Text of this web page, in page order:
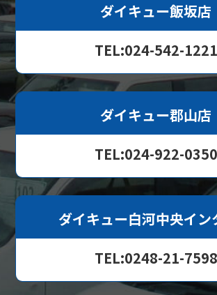
ダイキュー飯坂店
TEL:024-542-1221
ダイキュー郡山店
TEL:024-922-0350
ダイキュー白河中央イン
TEL:0248-21-7598